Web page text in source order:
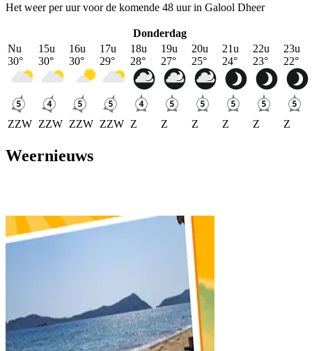
Het weer per uur voor de komende 48 uur in Galool Dheer
Donderdag
Nu
30°
ZZW
15u
30°
ZZW
16u
30°
ZZW
17u
29°
ZZW
18u
28°
Z
19u
27°
Z
20u
25°
Z
21u
24°
Z
22u
23°
Z
23u
22°
Z
Weernieuws